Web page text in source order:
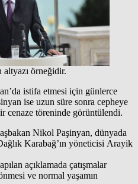
altyazı örneğidir.
istifa etmesi için günlerce
ise uzun süre sonra cepheye
cenaze töreninde görüntülendi.
Nikol Paşinyan, dünyada
Karabağ’ın yöneticisi Arayik
açıklamada çatışmalar
ve normal yaşamın